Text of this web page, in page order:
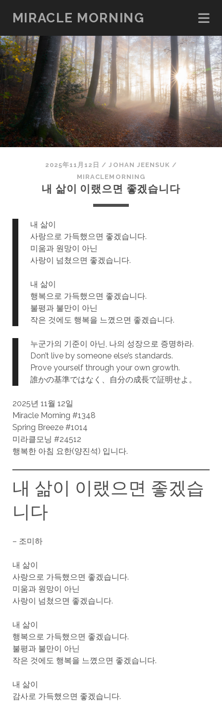
MIRACLE MORNING
2025年11月12日 /JOHAN JEENSUK /
MIRACLEMORNING
내 삶이 이랬으면 좋겠습니다
내 삶이
사랑으로 가득했으면 좋겠습니다.
미움과 원망이 아닌
사랑이 넘쳤으면 좋겠습니다.
내 삶이
행복으로 가득했으면 좋겠습니다.
불평과 불만이 아닌
작은 것에도 행복을 느꼈으면 좋겠습니다.
누군가의 기준이 아닌, 나의 성장으로 증명하라.
Don’t live by someone else’s standards.
Prove yourself through your own growth.
誰かの基準ではなく、自分の成長で証明せよ。
2025년 11월 12일
Miracle Morning #1348
Spring Breeze #1014
미라클모닝 #24512
행복한 아침 요한(양진석) 입니다.
내 삶이 이랬으면 좋겠습
니다
– 조미하
내 삶이
사랑으로 가득했으면 좋겠습니다.
미움과 원망이 아닌
사랑이 넘쳤으면 좋겠습니다.
내 삶이
행복으로 가득했으면 좋겠습니다.
불평과 불만이 아닌
작은 것에도 행복을 느꼈으면 좋겠습니다.
내 삶이
감사로 가득했으면 좋겠습니다.